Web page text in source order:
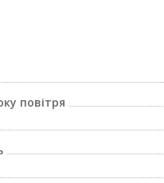
повітря